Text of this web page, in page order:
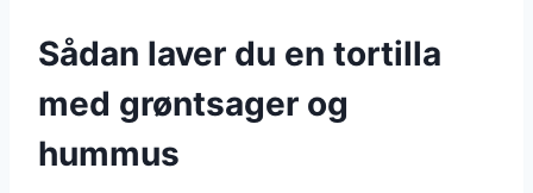
Sådan laver du en tortilla
med grøntsager og
hummus